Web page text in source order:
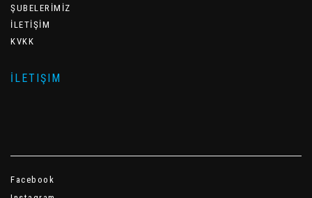
ŞUBELERİMİZ
İLETİŞİM
KVKK
İLETIŞIM
Facebook